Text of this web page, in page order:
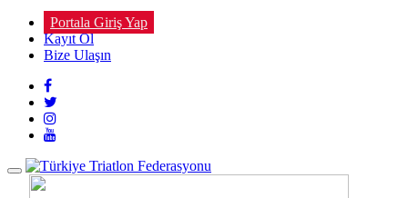
Portala Giriş Yap
Kayıt Ol
Bize Ulaşın
Toggle
navigation